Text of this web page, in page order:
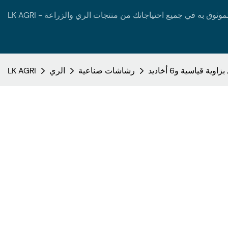
LK AGRI الري رشاشات صناعية